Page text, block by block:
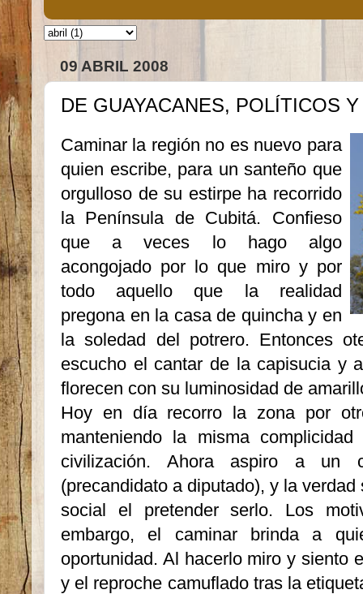
09 ABRIL 2008
DE GUAYACANES, POLÍTICOS
Caminar la región no es nuevo para
quien escribe, para un santeño que
orgulloso de su estirpe ha recorrido
la Península de Cubitá. Confieso
que a veces lo hago algo
acongojado por lo que miro y por
todo aquello que la realidad
pregona en la casa de quincha y en
la soledad del potrero. Entonces
escucho el cantar de la capisucia y
florecen con su luminosidad de
Hoy en día recorro la zona por
manteniendo la misma
civilización. Ahora aspiro a un
(precandidato a diputado), y la
social el pretender serlo. Los
embargo, el caminar brinda a
oportunidad. Al hacerlo miro y siento
y el reproche camuflado tras la